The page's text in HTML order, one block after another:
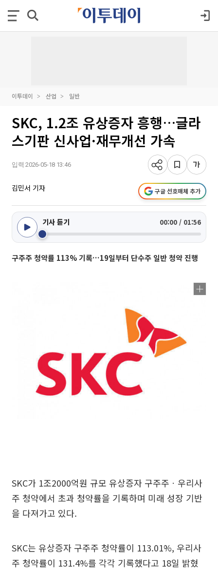
이투데이 산업 일반
SKC, 1.2조 유상증자 흥행…글라
스기판 신사업·재무개선 가속
입력 2026-05-18 13:46
김민서 기자 구글 선호매체 추가
기사 듣기 00:00 / 01:56
구주주 청약률 113% 기록…19일부터 단수주 일반 청약 진행
SKC가 1조2000억원 규모 유상증자 구주주ㆍ우리사
주 청약에서 초과 청약률을 기록하며 미래 성장 기반
을 다져가고 있다.
SKC는 유상증자 구주주 청약률이 113.01%, 우리사
주 청약률이 131.4%를 각각 기록했다고 18일 밝혔